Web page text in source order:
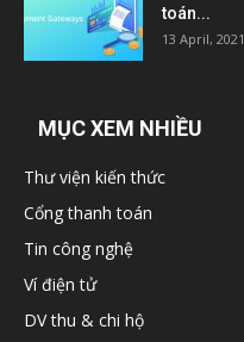
toán...
13 April, 2021
MỤC XEM NHIỀU
Thư viện kiến thức
Cổng thanh toán
Tin công nghệ
Ví điện tử
DV thu & chi hộ